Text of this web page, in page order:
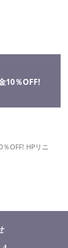
10％OFF!
OFF! HPリニ